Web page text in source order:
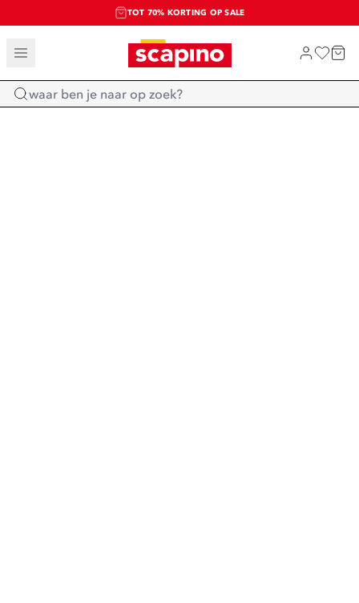
TOT 70% KORTING OP SALE
SALE: LAATSTE KANS!
SHOP NIEUW
Home